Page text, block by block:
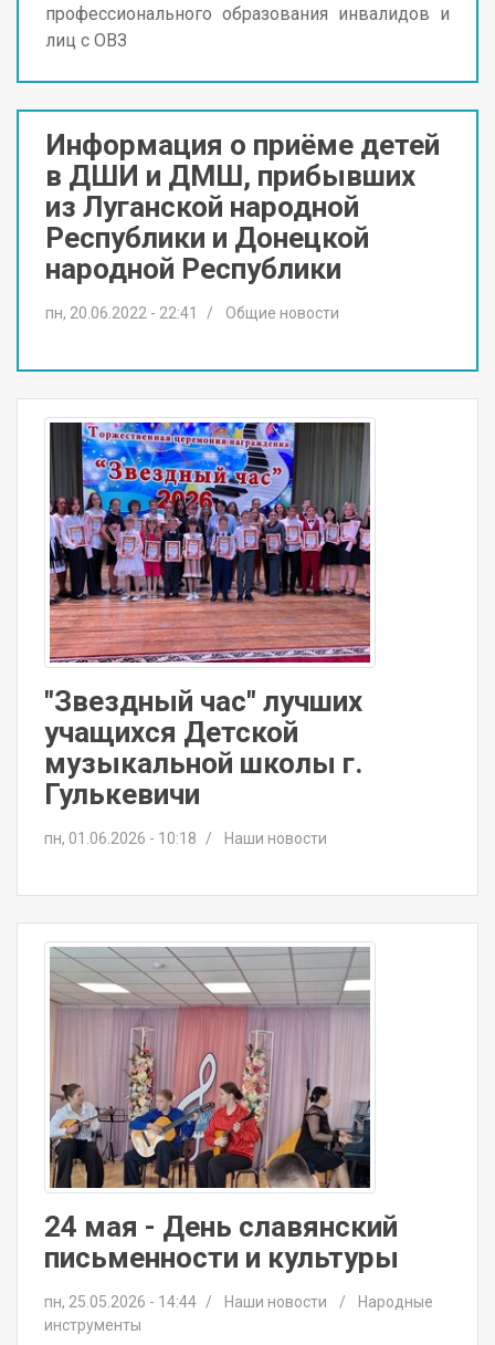
профессионального образования инвалидов и
лиц с ОВЗ
Информация о приёме детей
в ДШИ и ДМШ, прибывших
из Луганской народной
Республики и Донецкой
народной Республики
пн, 20.06.2022 - 22:41 Общие новости
"Звездный час" лучших
учащихся Детской
музыкальной школы г.
Гулькевичи
пн, 01.06.2026 - 10:18 Наши новости
24 мая - День славянский
письменности и культуры
пн, 25.05.2026 - 14:44 Наши новости
Народные
инструменты